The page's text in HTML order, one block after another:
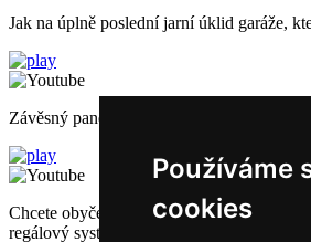
Používáme
cookies
Jak na úplně poslední jarní úklid garáže,
Závěsný panel na nářadí, se kterým
Chcete obyčejné poličky, nebo raději
regálový systém?